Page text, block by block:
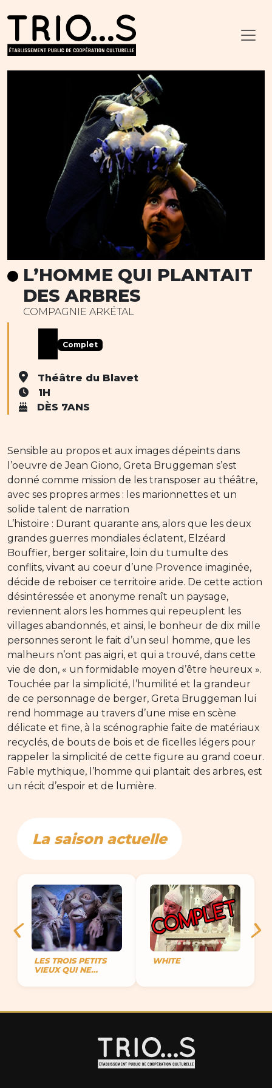
L’HOMME QUI PLANTAIT
DES ARBRES
COMPAGNIE ARKÉTAL
Complet
Théâtre du Blavet
1H
DÈS 7ANS
Sensible au propos et aux images dépeints dans
l’oeuvre de Jean Giono, Greta Bruggeman s’est
donné comme mission de les transposer au théâtre,
avec ses propres armes : les marionnettes et un
solide talent de narration
L’histoire : Durant quarante ans, alors que les deux
grandes guerres mondiales éclatent, Elzéard
Bouffier, berger solitaire, loin du tumulte des
conflits, vivant au coeur d’une Provence imaginée,
décide de reboiser ce territoire aride. De cette action
désintéressée et anonyme renaît un paysage,
reviennent alors les hommes qui repeuplent les
villages abandonnés, et ainsi, le bonheur de dix mille
personnes seront le fait d’un seul homme, que les
malheurs n’ont pas aigri, et qui a trouvé, dans cette
vie de don, « un formidable moyen d’être heureux ».
Touchée par la simplicité, l’humilité et la grandeur
de ce personnage de berger, Greta Bruggeman lui
rend hommage au travers d’une mise en scène
délicate et fine, à la scénographie faite de matériaux
recyclés, de bouts de bois et de ficelles légers pour
rappeler la simplicité de cette figure au grand coeur.
Fable mythique, l’homme qui plantait des arbres, est
un récit d’espoir et de lumière.
La saison actuelle
LES TROIS PETITS
VIEUX QUI NE
MOURIR
WHITE